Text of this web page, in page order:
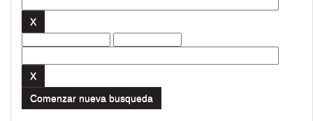
Comenzar nueva busqueda